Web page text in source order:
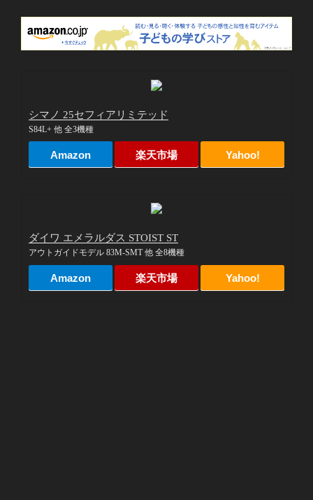
シマノ 25セフィアリミテッド
S84L+ 他 全3機種
Amazon 楽天市場 Yahoo!
ダイワ エメラルダス STOIST ST
アウトガイドモデル 83M-SMT 他 全8機種
Amazon 楽天市場 Yahoo!